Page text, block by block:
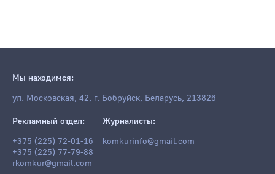
Мы находимся:
ул. Московская, 42, г. Бобруйск, Беларусь, 213826
Рекламный отдел:
+375 (225) 72-01-16
+375 (225) 77-79-88
rkomkur@gmail.com
Журналисты:
komkurinfo@gmail.com